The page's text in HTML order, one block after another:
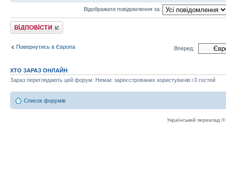
Відображати повідомлення за:
Відповісти
Повернутись в Європа Вперед:
ХТО ЗАРАЗ ОНЛАЙН
Зараз переглядають цей форум: Немає зареєстрованих користувачів і 0 гостей
Список форумів
Український переклад